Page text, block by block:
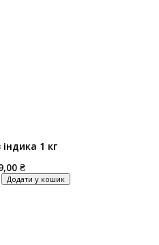
індика 1 кг
₴
Додати у кошик